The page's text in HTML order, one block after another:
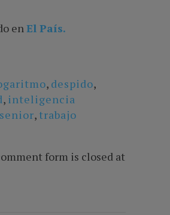
en El País.
, despido,
, inteligencia
senior, trabajo
form is closed at